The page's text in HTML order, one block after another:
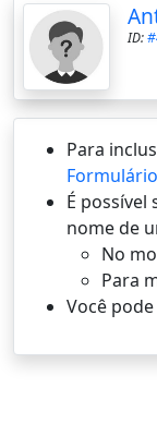
ID:
Para
É possí­vel
nome de
No
Para
Você